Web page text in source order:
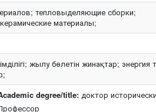
тепловыделяющие сборки;
материалы;
жылу бөлетін жинақтар; энергия
degree/title: доктор